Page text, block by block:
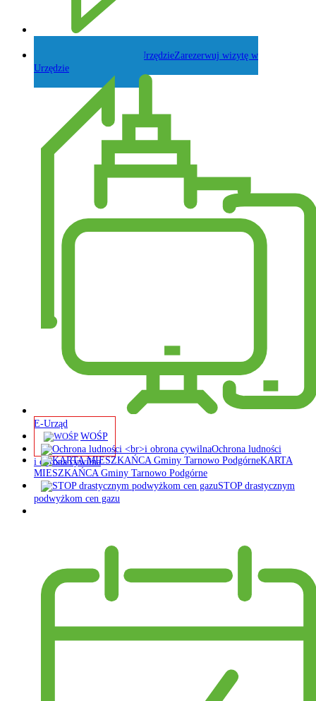
Zarezerwuj wizytę w
Urzędzie
E-Urząd
WOŚP
Ochrona ludności
i obrona cywilna
KARTA
MIESZKAŃCA Gminy Tarnowo Podgórne
STOP drastycznym
podwyżkom cen gazu